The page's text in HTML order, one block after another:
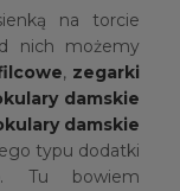
na torcie
nich możemy
, zegarki
damskie
damskie
typu dodatki
Tu bowiem